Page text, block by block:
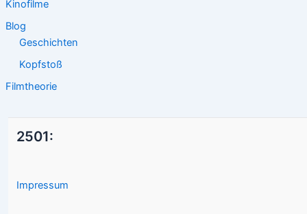
Kinofilme
Blog
Geschichten
Kopfstoß
Filmtheorie
2501:
Impressum